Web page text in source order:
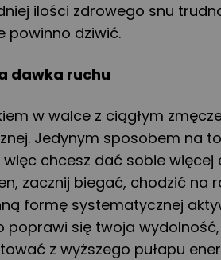
ilości zdrowego snu
powinno dziwić.
dawka ruchu
w walce z ciągłym
Jedynym sposobem na
więc chcesz dać sobie więcej
zacznij biegać, chodzić na
formę systematycznej
poprawi się twoja
z wyższego pułapu